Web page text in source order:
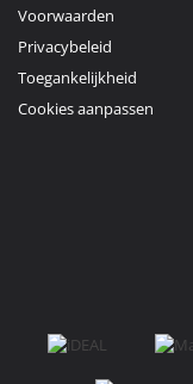
Voorwaarden
Privacybeleid
Toegankelijkheid
Cookies aanpassen